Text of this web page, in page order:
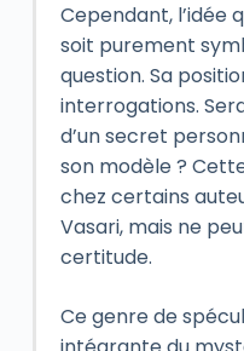
Cependant, l’idée
soit purement
question. Sa
interrogations.
d’un secret
son modèle ?
chez certains
Vasari, mais ne
certitude.
Ce genre de